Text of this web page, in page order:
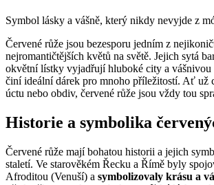
Symbol lásky a vášně, který nikdy nevyjde z
Červené růže jsou bezesporu jedním z
nejromantičtějších květů na světě. Jejich sytá
okvětní lístky vyjadřují hluboké city a vášnivou
činí ideální dárek pro mnoho příležitostí. Ať už
úctu nebo obdiv, červené růže jsou vždy tou
Historie a symbolika
Červené růže mají bohatou historii a jejich
staletí. Ve starověkém Řecku a Římě byly
Afroditou (Venuší) a symbolizovaly krásu a